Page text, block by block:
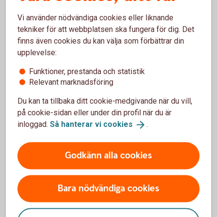
Fakta: Hur förberedda är vi?
35 procentav svenskarna tror att de skulle klara
44 procenthar inte gjort några förberedelser alls
inför en kris- eller krigssituation.
55 procentsaknar kontanter hemma som en del
Endast23 procentav dem som har kontanter har
mer än 2 000 kronor i reserv.
få ekonomiska problem vid störningar i
betalningssystemen.
bankerna är förberedda för en kris.
Vi använder nödvändiga cookies eller liknande
tekniker för att webbplatsen ska fungera för dig. Det
finns även cookies du kan välja som förbättrar din
upplevelse:
Funktioner, prestanda och statistik
Relevant marknadsföring
Du kan ta tillbaka ditt cookie-medgivande när du vill,
på cookie-sidan eller under din profil när du är
inloggad. Så hanterar vi cookies .
Godkänn alla cookies
Bara nödvändiga cookies